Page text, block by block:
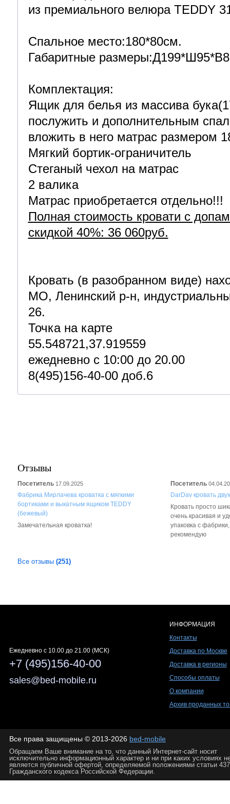
из премиального велюра TEDDY
Спальное место:180*80см.
Габаритные
Комплектация:
Ящик для белья из массива
послужить и дополнительным
вложить в него матрас размером
Мягкий бортик-ограничитель
Стеганый чехол на матрас
2 валика
Матрас приобретается отдельно!!!
Полная стоимость кровати с
скидкой 40%: 36 060руб.
Кровать (в разобранном виде)
МО, Ленинский р-н,
26.
Точка на карте
55.548721,37.919559
ежедневно с 10:00 до 20.00
8(495)156-40-00 доб.6
Отзывы
Посетитель 17.09.2025
Фабрика Мирлачева кроватка с мягкими
бортиками и выкатным ящиком TEDDY
(бежевый)
Замечательная кроватка!
Посетитель
DarDav кровать
Кровать просто
очень красивая и
упаковка с
рекомендую
Все отзывы (251)
Ежедневно c 10.00 до 21.00 (МСК)
+7 (495)156-40-00
sales@bed-mobile.ru
ИНФОРМАЦИЯ
Контакты
Доставка по Москве
Доставка в регионы
Способы оплаты
О компании
Архив проданных
Все права защищены © 2013-2026 bed-mobile
Обращаем Ваше внимание на то, что данный Интернет-сайт носит
исключительно информационный характер и ни при каких условиях
является публичной офертой, определяемой положениями статьи 437
Гражданского кодекса Российской Федерации.